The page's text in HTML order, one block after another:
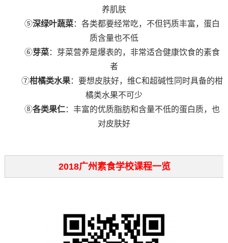
养肌肤
⑤深绿叶蔬菜：各类都要经常吃，不但钙质丰富，蛋白
质含量也不低
⑥芽菜：芽菜营养是爆表的，非常适合健康饮食的素食
者
⑦柑橘类水果：要想皮肤好，维C和超碱性同时具备的柑
橘类水果不可少
⑧各类果仁：丰富的优质脂肪和含量不低的蛋白质，也
对皮肤好
2018广州素食学校课程一览